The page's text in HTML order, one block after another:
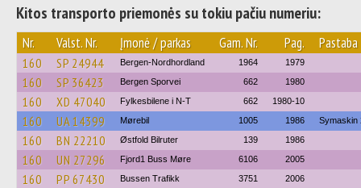
Kitos transporto priemonės su tokiu pačiu numeriu:
Nr. Valst. Nr. Įmonė / parkas Gam. Nr. Pag. Pastaba
160 SP 24944 Bergen-Nordhordland 1964 1979
160 SP 36423 Bergen Sporvei 662 1980
160 XD 47040 Fylkesbilene i N-T 662 1980-10
160 UA 14399 Mørebil 1005 1986 Symaskin
160 BN 22210 Østfold Bilruter 139 1986
160 UN 27296 Fjord1 Buss Møre 6106 2005
160 PP 67430 Bussen Trafikk 3751 2006